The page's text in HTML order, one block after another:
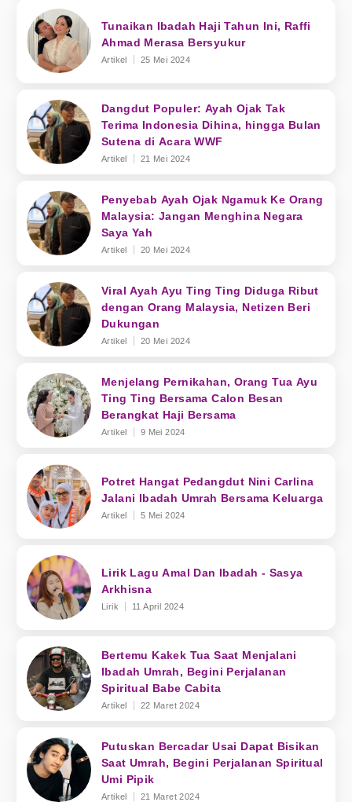
Tunaikan Ibadah Haji Tahun Ini, Raffi
Ahmad Merasa Bersyukur
Artikel 25 Mei 2024
Dangdut Populer: Ayah Ojak Tak
Terima Indonesia Dihina, hingga Bulan
Sutena di Acara WWF
Artikel 21 Mei 2024
Penyebab Ayah Ojak Ngamuk Ke Orang
Malaysia: Jangan Menghina Negara
Saya Yah
Artikel 20 Mei 2024
Viral Ayah Ayu Ting Ting Diduga Ribut
dengan Orang Malaysia, Netizen Beri
Dukungan
Artikel 20 Mei 2024
Menjelang Pernikahan, Orang Tua Ayu
Ting Ting Bersama Calon Besan
Berangkat Haji Bersama
Artikel 9 Mei 2024
Potret Hangat Pedangdut Nini Carlina
Jalani Ibadah Umrah Bersama Keluarga
Artikel 5 Mei 2024
Lirik Lagu Amal Dan Ibadah - Sasya
Arkhisna
Lirik 11 April 2024
Bertemu Kakek Tua Saat Menjalani
Ibadah Umrah, Begini Perjalanan
Spiritual Babe Cabita
Artikel 22 Maret 2024
Putuskan Bercadar Usai Dapat Bisikan
Saat Umrah, Begini Perjalanan Spiritual
Umi Pipik
Artikel 21 Maret 2024